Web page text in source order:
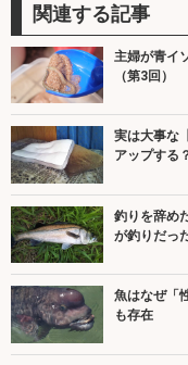
関連する記事
主婦が青イ
（第3回）
実は大事な
アップする
釣りを辞め
が釣りだっ
魚はなぜ「
も存在